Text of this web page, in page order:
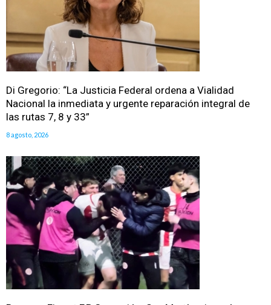
Di Gregorio: “La Justicia Federal ordena a Vialidad
Nacional la inmediata y urgente reparación integral de
las rutas 7, 8 y 33”
8 agosto, 2026